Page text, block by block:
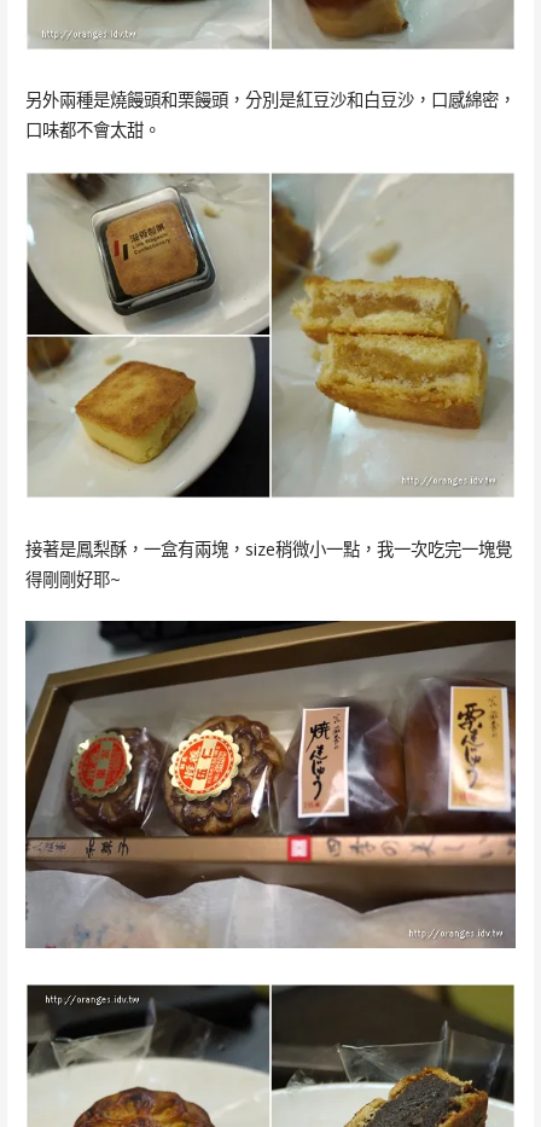
另外兩種是燒饅頭和栗饅頭，分別是紅豆沙和白豆沙，口感綿密，
口味都不會太甜。
接著是鳳梨酥，一盒有兩塊，size稍微小一點，我一次吃完一塊覺
得剛剛好耶~